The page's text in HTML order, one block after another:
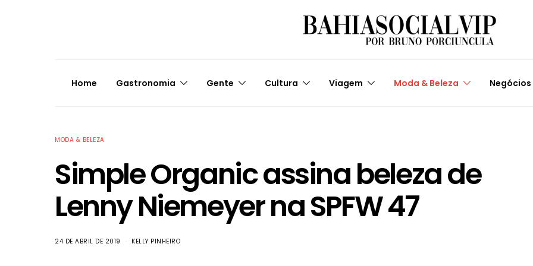
Home Gastronomia Gente Cultura Viagem Moda & Beleza Negócios
MODA & BELEZA
Simple Organic assina beleza de
Lenny Niemeyer na SPFW 47
24 DE ABRIL DE 2019 KELLY PINHEIRO